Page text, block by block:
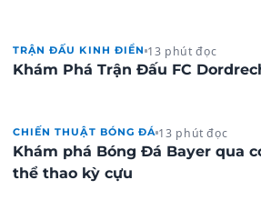
TRẬN ĐẤU KINH ĐIỂN 13 phút đọc
Khám Phá Trận Đấu FC
CHIẾN THUẬT BÓNG ĐÁ 13 phút đọc
Khám phá Bóng Đá Bayer qua
thể thao kỳ cựu